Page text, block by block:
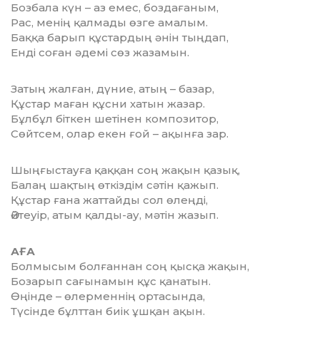
Бозбала күн – аз емес, боздағаным,
Рас, менің қалмады өзге амалым.
Баққа барып құстардың әнін тыңдап,
Енді соған әдемі сөз жазамын.
Затың жалған, дүние, атың – базар,
Құстар маған құсни хатын жазар.
Бұлбұл біткен шетінен композитор,
Сөйтсем, олар екен ғой – ақынға зар.
Шыңғыстауға қаққан соң жақын қазық,
Балаң шақтың өткіздім сәтін қажып.
Құстар ғана жаттайды сол өлеңді,
Әйтеуір, атым қалды-ау, мәтін жазып.
АҒА
Болмысым болғаннан соң қысқа жақын,
Бозарып сағынамын құс қанатын.
Өңінде – өлерменнің ортасында,
Түсінде бұлттан биік ұшқан ақын.